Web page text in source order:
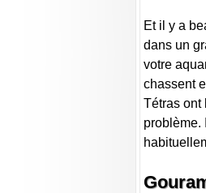
Et il y a
dans un
votre
chassent
Tétras ont
problème.